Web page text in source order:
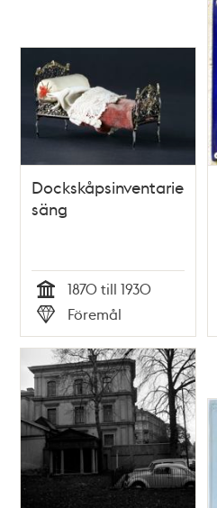
Dockskåpsinventarie;
säng
Tid
1870 till 1930
Typ
Föremål